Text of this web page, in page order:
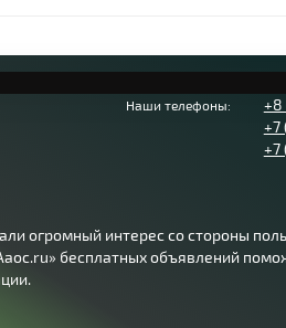
Наши телефоны:
+8
+7
+7
огромный интерес со стороны
бесплатных объявлений